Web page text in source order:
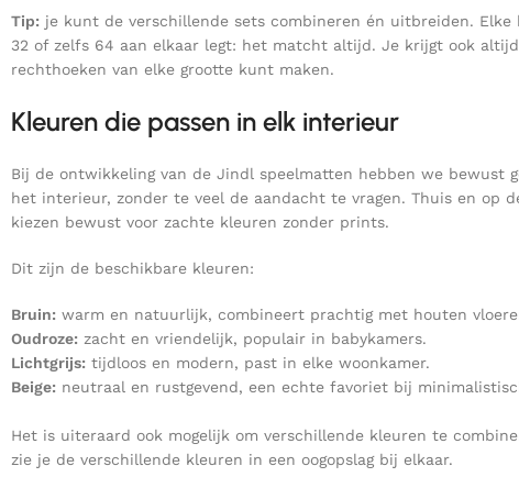
Tip: je kunt de verschillende sets combineren én uitbreiden.
32 of zelfs 64 aan elkaar legt: het matcht altijd. Je krijgt ook
rechthoeken van elke grootte kunt maken.
Kleuren die passen in elk interieur
Bij de ontwikkeling van de Jindl speelmatten hebben we bewust
het interieur, zonder te veel de aandacht te vragen. Thuis en op
kiezen bewust voor zachte kleuren zonder prints.
Dit zijn de beschikbare kleuren:
Bruin: warm en natuurlijk, combineert prachtig met houten
Oudroze: zacht en vriendelijk, populair in babykamers.
Lichtgrijs: tijdloos en modern, past in elke woonkamer.
Beige: neutraal en rustgevend, een echte favoriet bij
Het is uiteraard ook mogelijk om verschillende kleuren te
zie je de verschillende kleuren in een oogopslag bij elkaar.